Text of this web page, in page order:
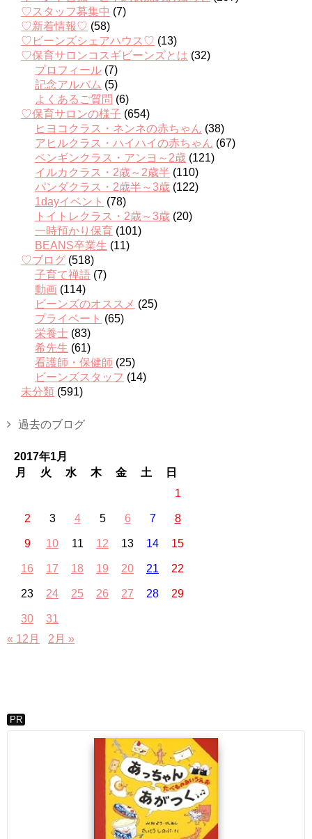
♡スタッフ募集中 (7)
♡新着情報♡ (58)
♡ビーンズシェアハウス♡ (13)
♡保育サロンコスギビーンズとは (32)
プロフィール (7)
記念アルバム (5)
よくあるご質問 (6)
♡保育サロンの様子 (654)
ヒヨコクラス・ネンネの赤ちゃん (38)
アヒルクラス・ハイハイの赤ちゃん (67)
ペンギンクラス・アンヨ～2歳 (121)
イルカクラス・2歳～2歳半 (110)
パンダクラス・2歳半～3歳 (122)
1dayイベント (78)
トイトレクラス・2歳～3歳 (20)
一時預かり保育 (101)
BEANS卒業生 (11)
♡ブログ (518)
子育て禅語 (7)
動画 (114)
ビーンズのオススメ (25)
プライベート (65)
栄養士 (83)
希先生 (61)
看護師・保健師 (25)
ビーンズスタッフ (14)
未分類 (591)
過去のブログ
2017年1月
月
火 水 木 金 土
日
1
2 3 4 5 6 7 8
9 10 11 12 13 14 15
16 17 18 19 20 21 22
23 24 25 26 27 28 29
30
31
« 12月
2月 »
PR